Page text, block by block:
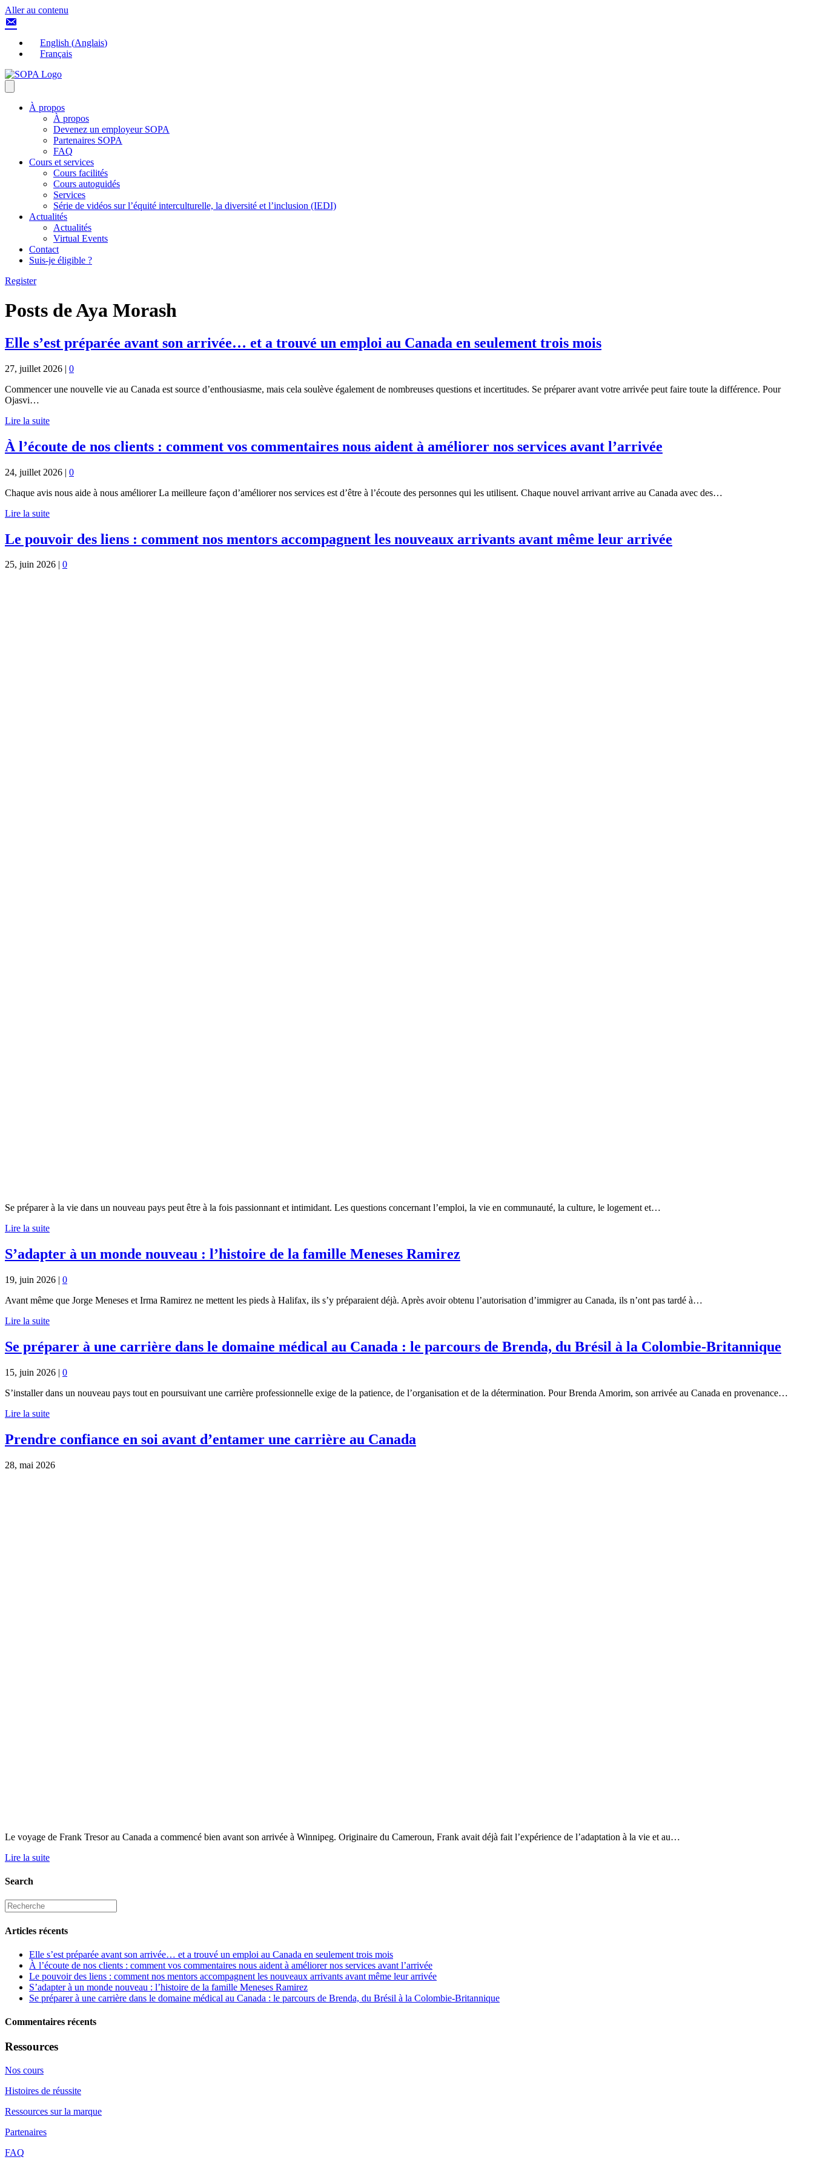
Aller au contenu
English (Anglais)
Français
À propos
À propos
Devenez un employeur SOPA
Partenaires SOPA
FAQ
Cours et services
Cours facilités
Cours autoguidés
Services
Série de vidéos sur l’équité interculturelle, la diversité et l’inclusion (IEDI)
Actualités
Actualités
Virtual Events
Contact
Suis-je éligible ?
Register
Posts de Aya Morash
Elle s’est préparée avant son arrivée… et a trouvé un emploi au Canada en seulement trois mois
27, juillet 2026 | 0
Commencer une nouvelle vie au Canada est source d’enthousiasme, mais cela soulève également de nombreuses questions et incertitudes. Se préparer avant votre arrivée peut faire toute la différence. Pour
Ojasvi…
Lire la suite
À l’écoute de nos clients : comment vos commentaires nous aident à améliorer nos services avant l’arrivée
24, juillet 2026 | 0
Chaque avis nous aide à nous améliorer La meilleure façon d’améliorer nos services est d’être à l’écoute des personnes qui les utilisent. Chaque nouvel arrivant arrive au Canada avec des…
Lire la suite
Le pouvoir des liens : comment nos mentors accompagnent les nouveaux arrivants avant même leur arrivée
25, juin 2026 | 0
Se préparer à la vie dans un nouveau pays peut être à la fois passionnant et intimidant. Les questions concernant l’emploi, la vie en communauté, la culture, le logement et…
Lire la suite
S’adapter à un monde nouveau : l’histoire de la famille Meneses Ramirez
19, juin 2026 | 0
Avant même que Jorge Meneses et Irma Ramirez ne mettent les pieds à Halifax, ils s’y préparaient déjà. Après avoir obtenu l’autorisation d’immigrer au Canada, ils n’ont pas tardé à…
Lire la suite
Se préparer à une carrière dans le domaine médical au Canada : le parcours de Brenda, du Brésil à la Colombie-Britannique
15, juin 2026 | 0
S’installer dans un nouveau pays tout en poursuivant une carrière professionnelle exige de la patience, de l’organisation et de la détermination. Pour Brenda Amorim, son arrivée au Canada en provenance…
Lire la suite
Prendre confiance en soi avant d’entamer une carrière au Canada
28, mai 2026
Le voyage de Frank Tresor au Canada a commencé bien avant son arrivée à Winnipeg. Originaire du Cameroun, Frank avait déjà fait l’expérience de l’adaptation à la vie et au…
Lire la suite
Search
Articles récents
Elle s’est préparée avant son arrivée… et a trouvé un emploi au Canada en seulement trois mois
À l’écoute de nos clients : comment vos commentaires nous aident à améliorer nos services avant l’arrivée
Le pouvoir des liens : comment nos mentors accompagnent les nouveaux arrivants avant même leur arrivée
S’adapter à un monde nouveau : l’histoire de la famille Meneses Ramirez
Se préparer à une carrière dans le domaine médical au Canada : le parcours de Brenda, du Brésil à la Colombie-Britannique
Commentaires récents
Ressources
Nos cours
Histoires de réussite
Ressources sur la marque
Partenaires
FAQ